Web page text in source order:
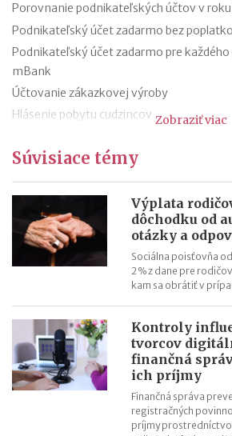
Porovnanie podnikateľských účtov v
Podnikateľský účet zadarmo bez
Podnikateľský účet zadarmo pre každého
mBank
Účtovanie zákazkovej výroby
Hlásenie pobytu cudzincov
Cestovné náhrady pri elektromobiloch
Odpisovanie elektromobilov a
Kontroly v oblasti registratúry
Registratúrny plán a registratúrny
Zobraziť viac
Súvisiace témy
Výplata
dôchodku od
otázky a
Sociálna poisťovňa
2 % z dane pre
kam sa obrátiť v
Kontroly
tvorcov
finančná
ich príjmy
Finančná správa
registračných
príjmy